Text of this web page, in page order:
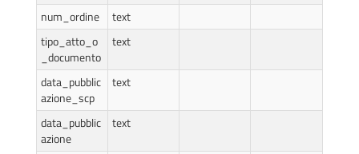
num_ordine
text
tipo_atto_o
_documento
text
data_pubblic
azione_scp
text
data_pubblic
azione
text